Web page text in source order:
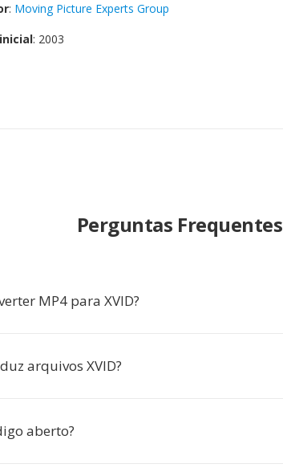
: Moving Picture Experts Group
: 2003
Perguntas Frequentes
MP4 para XVID?
arquivos XVID?
aberto?